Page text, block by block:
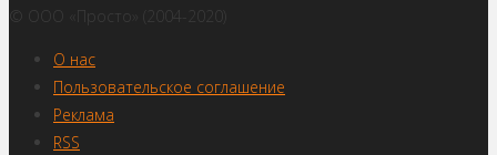
© ООО «Просто» (2004-2020)
О нас
Пользовательское соглашение
Реклама
RSS